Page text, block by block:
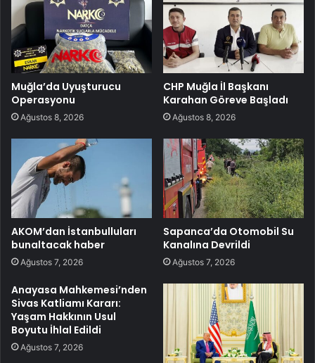
Muğla’da Uyuşturucu
Operasyonu
Ağustos 8, 2026
CHP Muğla İl Başkanı
Karahan Göreve Başladı
Ağustos 8, 2026
AKOM’dan İstanbulluları
bunaltacak haber
Ağustos 7, 2026
Sapanca’da Otomobil Su
Kanalına Devrildi
Ağustos 7, 2026
Anayasa Mahkemesi’nden
Sivas Katliamı Kararı:
Yaşam Hakkının Usul
Boyutu İhlal Edildi
Ağustos 7, 2026